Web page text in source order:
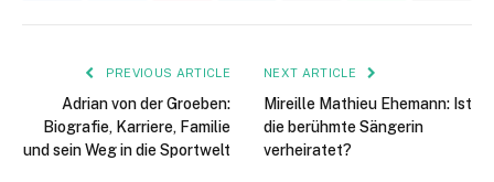
PREVIOUS ARTICLE
Adrian von der Groeben:
Biografie, Karriere, Familie
und sein Weg in die Sportwelt
NEXT ARTICLE
Mireille Mathieu Ehemann: Ist
die berühmte Sängerin
verheiratet?